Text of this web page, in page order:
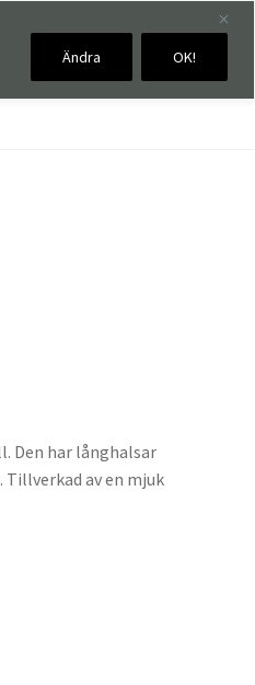
Ändra OK!
artiklar
Den har långhalsar
av en mjuk